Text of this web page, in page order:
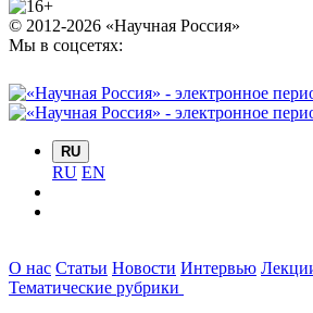
© 2012-2026 «Научная Россия»
Мы в соцсетях:
RU
RU EN
О нас Статьи Новости Интервью
Тематические рубрики